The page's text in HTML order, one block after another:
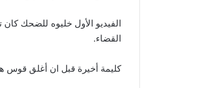
الفيديو الأول خليوه للضحك
القضاء.
كليمة أخيرة قبل ان أغلق قوس